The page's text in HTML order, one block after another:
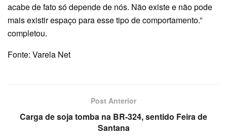
acabe de fato só depende de nós. Não existe e não pode
mais existir espaço para esse tipo de comportamento.”
completou.
Fonte: Varela Net
Post Anterior
Carga de soja tomba na BR-324, sentido Feira de
Santana